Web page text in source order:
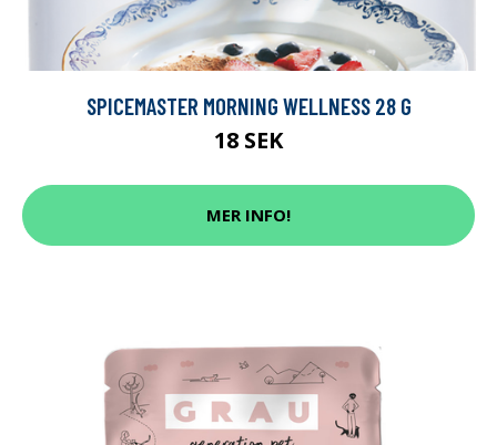
SPICEMASTER MORNING WELLNESS 28 G
18 SEK
MER INFO!